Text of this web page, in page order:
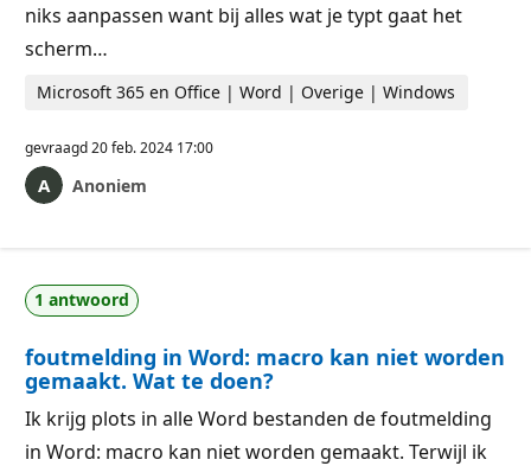
niks aanpassen want bij alles wat je typt gaat het
scherm…
Microsoft 365 en Office | Word | Overige | Windows
gevraagd20 feb. 2024 17:00
Anoniem
1 antwoord
foutmelding in Word: macro kan niet worden
gemaakt. Wat te doen?
Ik krijg plots in alle Word bestanden de foutmelding
in Word: macro kan niet worden gemaakt. Terwijl ik